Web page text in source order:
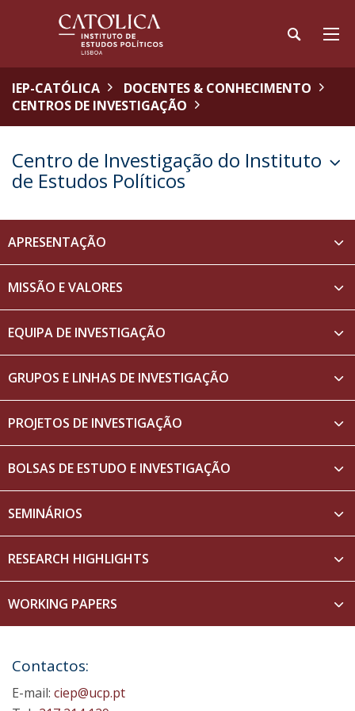
IEP-CATÓLICA
DOCENTES & CONHECIMENTO
CENTROS DE INVESTIGAÇÃO
Centro de Investigação do Instituto
de Estudos Políticos
APRESENTAÇÃO
MISSÃO E VALORES
EQUIPA DE INVESTIGAÇÃO
GRUPOS E LINHAS DE INVESTIGAÇÃO
PROJETOS DE INVESTIGAÇÃO
BOLSAS DE ESTUDO E INVESTIGAÇÃO
SEMINÁRIOS
RESEARCH HIGHLIGHTS
WORKING PAPERS
Contactos:
E-mail: ciep@ucp.pt